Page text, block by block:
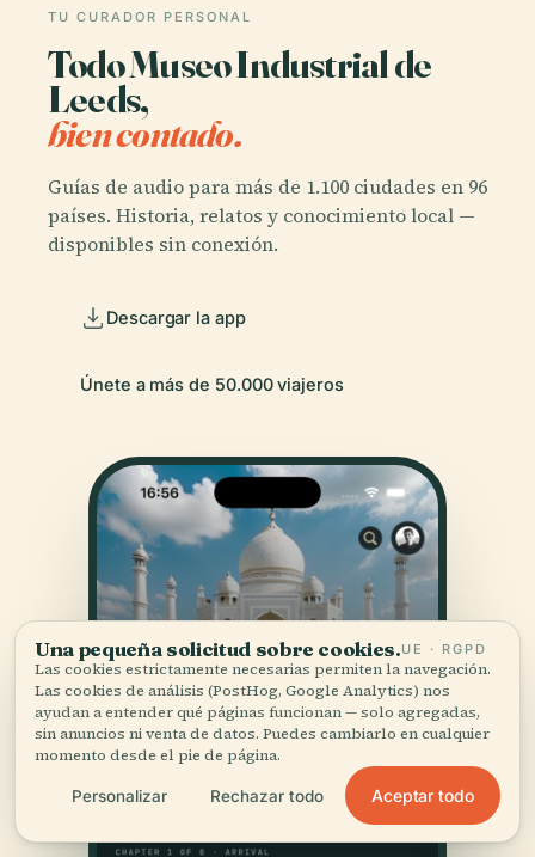
TU CURADOR PERSONAL
Todo Museo Industrial de
Leeds,
bien contado.
Guías de audio para más de 1.100 ciudades en 96
países. Historia, relatos y conocimiento local —
disponibles sin conexión.
Descargar la app
Únete a más de 50.000 viajeros
Una pequeña solicitud sobre cookies.UE · RGPD
Las cookies estrictamente necesarias permiten la navegación.
Las cookies de análisis (PostHog, Google Analytics) nos
ayudan a entender qué páginas funcionan — solo agregadas,
sin anuncios ni venta de datos. Puedes cambiarlo en cualquier
momento desde el pie de página.
Personalizar Rechazar todo Aceptar todo